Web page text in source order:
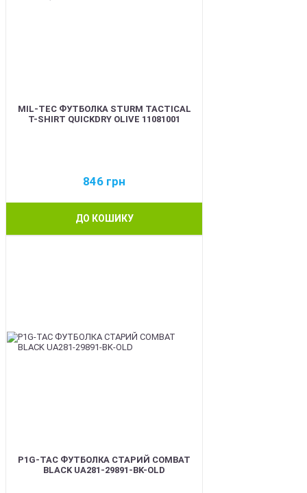
MIL-TEC ФУТБОЛКА STURM TACTICAL
T-SHIRT QUICKDRY OLIVE 11081001
846 грн
ДО КОШИКУ
P1G-TAC ФУТБОЛКА СТАРИЙ COMBAT
BLACK UA281-29891-BK-OLD